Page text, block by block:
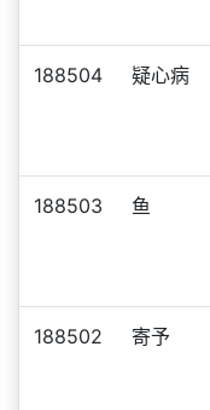
188504 疑心病
188503 鱼
188502 寄予